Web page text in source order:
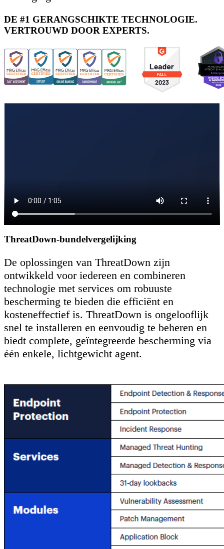
DE #1 GERANGSCHIKTE TECHNOLOGIE.
VERTROUWD DOOR EXPERTS.
ThreatDown-bundelvergelijking
De oplossingen van ThreatDown zijn
ontwikkeld voor iedereen en combineren
technologie met services om robuuste
bescherming te bieden die efficiënt en
kosteneffectief is. ThreatDown is ongelooflijk
snel te installeren en eenvoudig te beheren en
biedt complete, geïntegreerde bescherming via
één enkele, lichtgewicht agent.